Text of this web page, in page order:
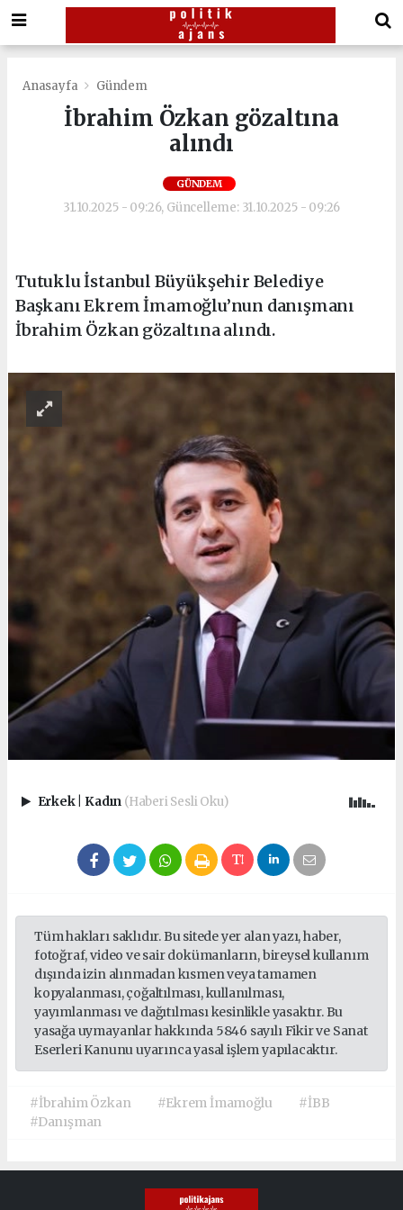
Anasayfa Gündem
İbrahim Özkan gözaltına
alındı
GÜNDEM
31.10.2025 - 09:26, Güncelleme: 31.10.2025 - 09:26
Tutuklu İstanbul Büyükşehir Belediye
Başkanı Ekrem İmamoğlu’nun danışmanı
İbrahim Özkan gözaltına alındı.
Erkek Kadın (Haberi Sesli Oku)
Tüm hakları saklıdır. Bu sitede yer alan yazı, haber,
fotoğraf, video ve sair dokümanların, bireysel kullanım
dışında izin alınmadan kısmen veya tamamen
kopyalanması, çoğaltılması, kullanılması,
yayımlanması ve dağıtılması kesinlikle yasaktır. Bu
yasağa uymayanlar hakkında 5846 sayılı Fikir ve Sanat
Eserleri Kanunu uyarınca yasal işlem yapılacaktır.
#İbrahim Özkan #Ekrem İmamoğlu
#İBB
#Danışman